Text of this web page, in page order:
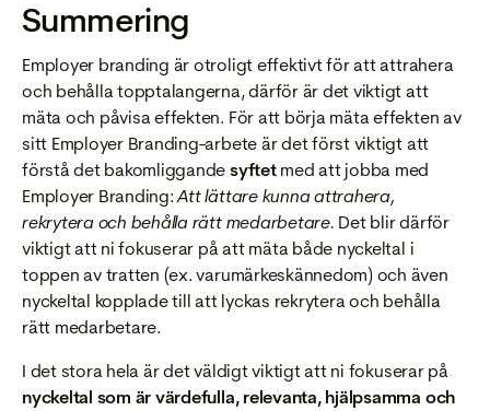
Summering
Employer branding är otroligt effektivt för att attrahera
och behålla topptalangerna, därför är det viktigt att
mäta och påvisa effekten. För att börja mäta effekten av
sitt Employer Branding-arbete är det först viktigt att
förstå det bakomliggande syftetmed att jobba med
Employer Branding:Att lättare kunna attrahera,
rekrytera och behålla rätt medarbetare. Det blir därför
viktigt att ni fokuserar på att mäta både nyckeltal i
toppen av tratten (ex. varumärkeskännedom) och även
nyckeltal kopplade till att lyckas rekrytera och behålla
rätt medarbetare.
I det stora hela är det väldigt viktigt att ni fokuserar på
nyckeltal som är värdefulla, relevanta, hjälpsamma och